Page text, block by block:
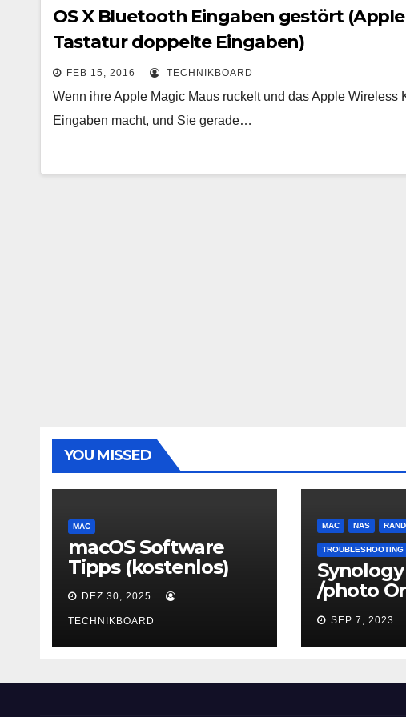
OS X Bluetooth Eingaben gestört
Tastatur doppelte Eingaben)
FEB 15, 2016 TECHNIKBOARD
Wenn ihre Apple Magic Maus ruckelt und das Apple Wireless
Eingaben macht, und Sie gerade…
YOU MISSED
MAC
macOS Software
Tipps (kostenlos)
DEZ 30, 2025
TECHNIKBOARD
MAC NAS
TROUBLESHOOTING
/photo
SEP 7, 2023